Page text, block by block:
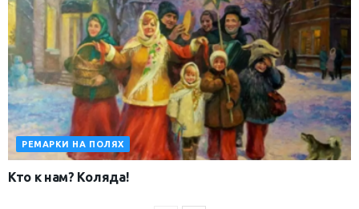
РЕМАРКИ НА ПОЛЯХ
Кто к нам? Коляда!